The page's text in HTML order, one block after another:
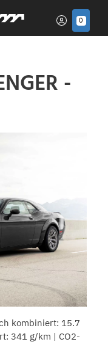
0
-
kombiniert: 15.7
341 g/km | CO2-